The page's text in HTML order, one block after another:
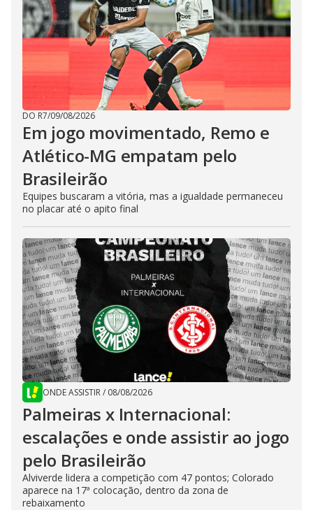
DO R7/09/08/2026
Em jogo movimentado, Remo e
Atlético-MG empatam pelo
Brasileirão
Equipes buscaram a vitória, mas a igualdade permaneceu
no placar até o apito final
ONDE ASSISTIR/ 08/08/2026
Palmeiras x Internacional:
escalações e onde assistir ao jogo
pelo Brasileirão
Alviverde lidera a competição com 47 pontos; Colorado
aparece na 17ª colocação, dentro da zona de
rebaixamento